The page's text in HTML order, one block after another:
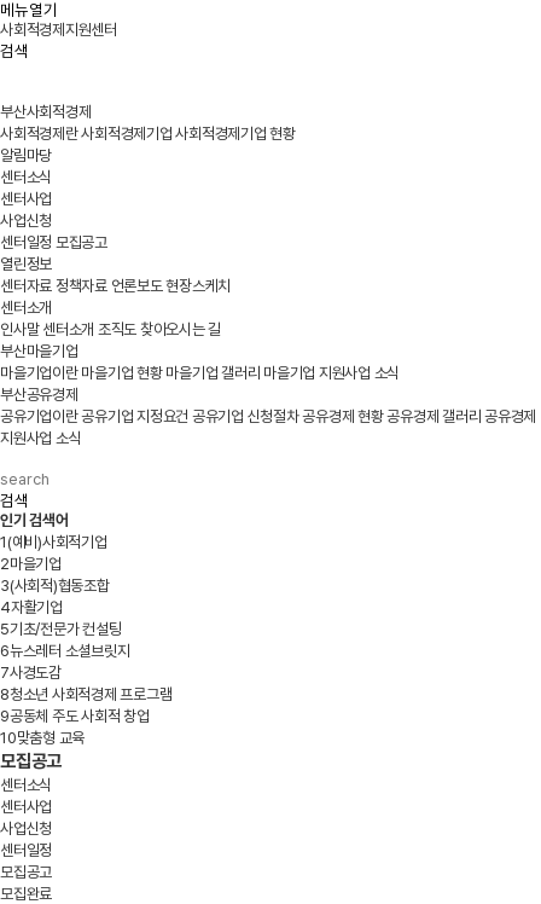
메뉴열기
사회적경제지원센터
검색
부산사회적경제
사회적경제란사회적경제기업 사회적경제기업 현황
알림마당
센터소식
센터사업
사업신청
센터일정 모집공고
열린정보
센터자료 정책자료 언론보도현장스케치
센터소개
인사말 센터소개 조직도 찾아오시는 길
부산마을기업
마을기업이란 마을기업 현황 마을기업 갤러리 마을기업 지원사업 소식
부산공유경제
공유기업이란공유기업 지정요건 공유기업 신청절차공유경제 현황공유경제 갤러리 공유경제
지원사업 소식
검색
인기 검색어
1 (예비)사회적기업
2마을기업
3(사회적)협동조합
4자활기업
5기초/전문가 컨설팅
6뉴스레터 소셜브릿지
7사경도감
8청소년 사회적경제 프로그램
9공동체 주도 사회적 창업
10맞춤형 교육
모집공고
센터소식
센터사업
사업신청
센터일정
모집공고
모집완료